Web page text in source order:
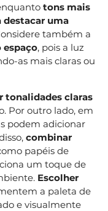
tons mais
destacar uma
também a
, pois a luz
as mais claras ou
tonalidades claras
Por outro lado, em
podem adicionar
combinar
papéis de
um toque de
Escolher
a paleta de
e visualmente